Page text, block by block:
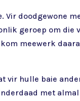
. Vir doodgewone
geroep om die
meewerk
vir hulle baie
met